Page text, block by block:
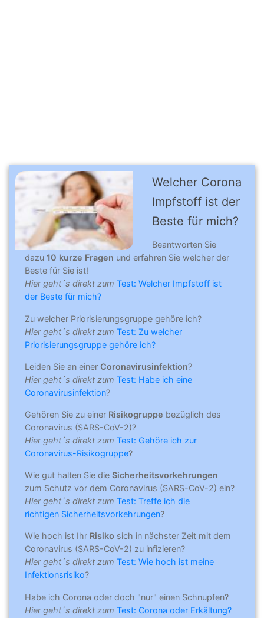
Welcher Corona
Impfstoff ist der
Beste für mich?
Beantworten Sie
dazu 10 kurze Fragen und erfahren Sie welcher der
Beste für Sie ist!
Hier geht´s direkt zum Test: Welcher Impfstoff ist
der Beste für mich?
Zu welcher Priorisierungsgruppe gehöre ich?
Hier geht´s direkt zum Test: Zu welcher
Priorisierungsgruppe gehöre ich?
Leiden Sie an einer Coronavirusinfektion?
Hier geht´s direkt zum Test: Habe ich eine
Coronavirusinfektion?
Gehören Sie zu einer Risikogruppe bezüglich des
Coronavirus (SARS-CoV-2)?
Hier geht´s direkt zum Test: Gehöre ich zur
Coronavirus-Risikogruppe?
Wie gut halten Sie die Sicherheitsvorkehrungen
zum Schutz vor dem Coronavirus (SARS-CoV-2) ein?
Hier geht´s direkt zum Test: Treffe ich die
richtigen Sicherheitsvorkehrungen?
Wie hoch ist Ihr Risiko sich in nächster Zeit mit dem
Coronavirus (SARS-CoV-2) zu infizieren?
Hier geht´s direkt zum Test: Wie hoch ist meine
Infektionsrisiko?
Habe ich Corona oder doch "nur" einen Schnupfen?
Hier geht´s direkt zum Test: Corona oder Erkältung?